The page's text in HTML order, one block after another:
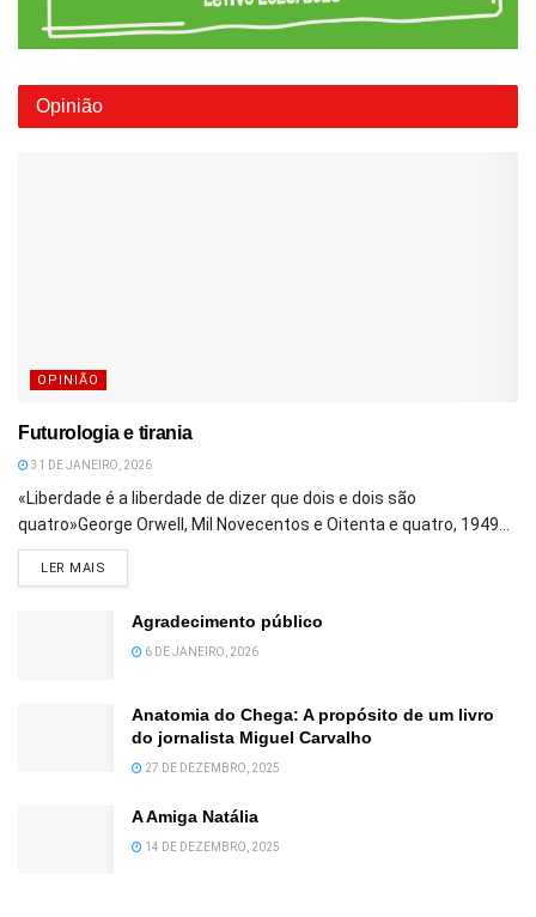
Opinião
OPINIÃO
Futurologia e tirania
31 DE JANEIRO, 2026
«Liberdade é a liberdade de dizer que dois e dois são
quatro»George Orwell, Mil Novecentos e Oitenta e quatro, 1949...
LER MAIS
Agradecimento público
6 DE JANEIRO, 2026
Anatomia do Chega: A propósito de um livro
do jornalista Miguel Carvalho
27 DE DEZEMBRO, 2025
A Amiga Natália
14 DE DEZEMBRO, 2025